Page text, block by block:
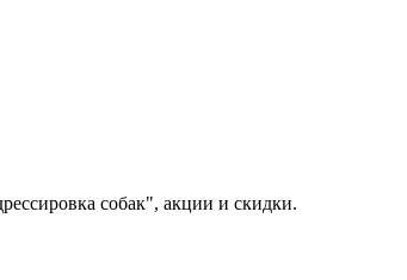
собак", акции и скидки.